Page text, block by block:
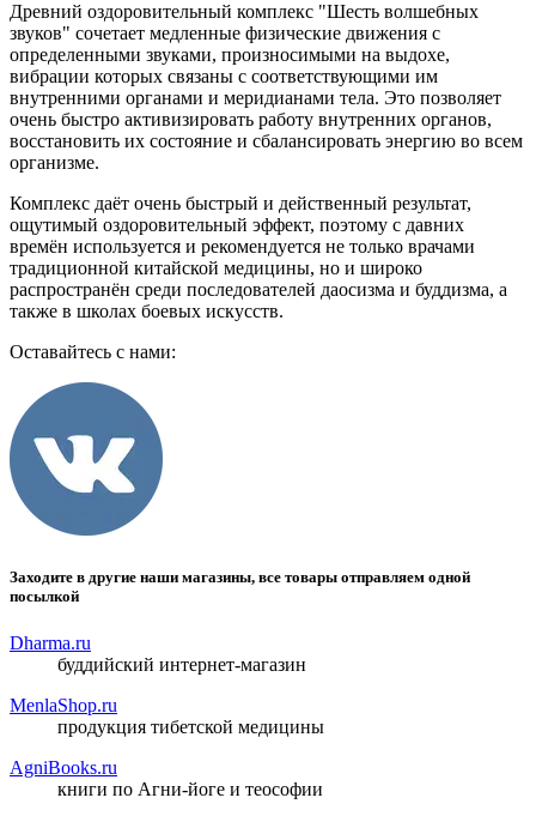
Древний оздоровительный комплекс "Шесть волшебных
звуков" сочетает медленные физические движения с
определенными звуками, произносимыми на выдохе,
вибрации которых связаны с соответствующими им
внутренними органами и меридианами тела. Это позволяет
очень быстро активизировать работу внутренних органов,
восстановить их состояние и сбалансировать энергию во всем
организме.
Комплекс даёт очень быстрый и действенный результат,
ощутимый оздоровительный эффект, поэтому с давних
времён используется и рекомендуется не только врачами
традиционной китайской медицины, но и широко
распространён среди последователей даосизма и буддизма, а
также в школах боевых искусств.
Оставайтесь с нами:
Заходите в другие наши магазины, все товары отправляем одной
посылкой
Dharma.ru
буддийский интернет-магазин
MenlaShop.ru
продукция тибетской медицины
AgniBooks.ru
книги по Агни-йоге и теософии